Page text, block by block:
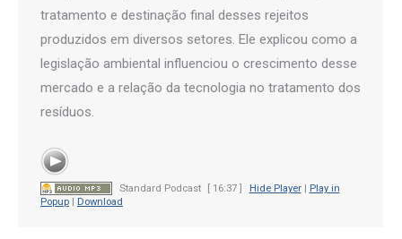
tratamento e destinação final desses rejeitos
produzidos em diversos setores. Ele explicou como a
legislação ambiental influenciou o crescimento desse
mercado e a relação da tecnologia no tratamento dos
resíduos.
Standard Podcast [ 16:37 ] Hide Player| Play in
Popup
Download